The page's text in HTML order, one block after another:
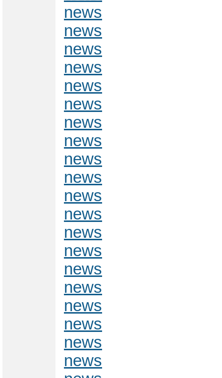
news
news
news
news
news
news
news
news
news
news
news
news
news
news
news
news
news
news
news
news